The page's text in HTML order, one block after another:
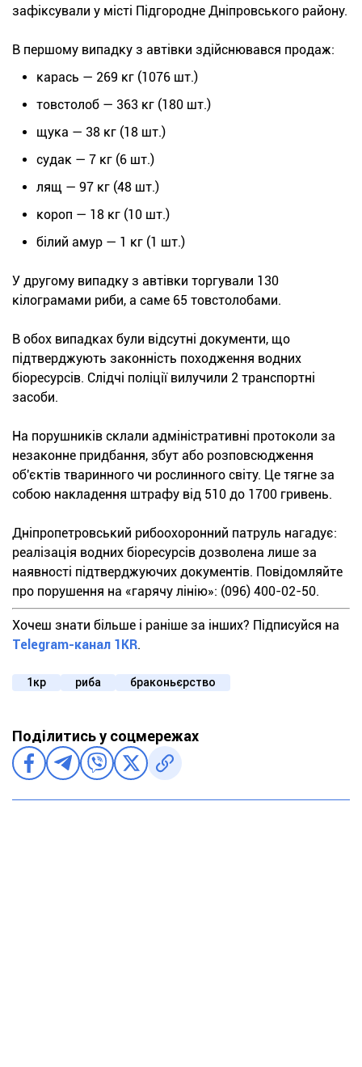
зафіксували у місті Підгородне Дніпровського району.
В першому випадку з автівки здійснювався продаж:
карась — 269 кг (1076 шт.)
товстолоб — 363 кг (180 шт.)
щука — 38 кг (18 шт.)
судак — 7 кг (6 шт.)
лящ — 97 кг (48 шт.)
короп — 18 кг (10 шт.)
білий амур — 1 кг (1 шт.)
У другому випадку з автівки торгували 130
кілограмами риби, а саме 65 товстолобами.
В обох випадках були відсутні документи, що
підтверджують законність походження водних
біоресурсів. Слідчі поліції вилучили 2 транспортні
засоби.
На порушників склали адміністративні протоколи за
незаконне придбання, збут або розповсюдження
об'єктів тваринного чи рослинного світу. Це тягне за
собою накладення штрафу від 510 до 1700 гривень.
Дніпропетровський рибоохоронний патруль нагадує:
реалізація водних біоресурсів дозволена лише за
наявності підтверджуючих документів. Повідомляйте
про порушення на «гарячу лінію»: (096) 400-02-50.
Хочеш знати більше і раніше за інших? Підписуйся на
Telegram-канал 1KR.
1кр риба браконьєрство
Поділитись у соцмережах